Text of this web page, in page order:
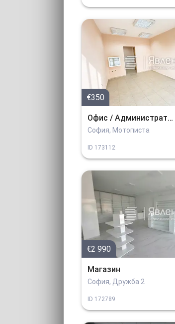
€350
Офис / Административное
София, Мотописта
ID 173112
€2 990
Магазин
София, Дружба 2
ID 172789